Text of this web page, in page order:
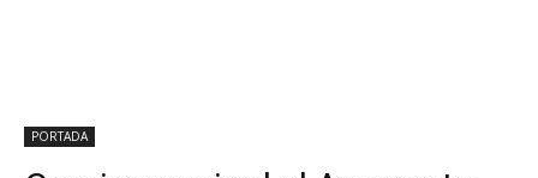
PORTADA